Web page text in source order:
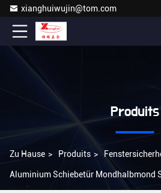
xianghuiwujin@tom.com
Produits
Zu Hause > Produits >
Aluminium Schiebetür Mondhalbmond